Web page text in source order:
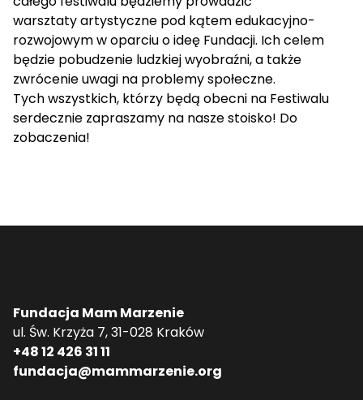
warsztaty artystyczne pod kątem edukacyjno-
rozwojowym w oparciu o ideę Fundacji. Ich celem
będzie pobudzenie ludzkiej wyobraźni, a także
zwrócenie uwagi na problemy społeczne.
Tych wszystkich, którzy będą obecni na Festiwalu
serdecznie zapraszamy na nasze stoisko! Do
zobaczenia!
Fundacja Mam Marzenie
ul. Św. Krzyża 7, 31-028 Kraków
+48 12 426 31 11
fundacja@mammarzenie.org